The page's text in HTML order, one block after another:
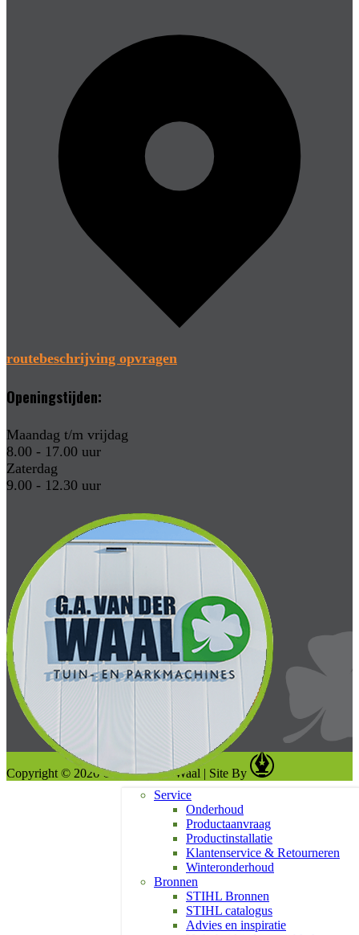
Service
Onderhoud
Productaanvraag
Productinstallatie
Klantenservice & Retourneren
Winteronderhoud
Bronnen
STIHL Bronnen
STIHL catalogus
Advies en inspiratie
routebeschrijving opvragen
Openingstijden:
Maandag t/m vrijdag
8.00 - 17.00 uur
Zaterdag
9.00 - 12.30 uur
Copyright © 2026 G. A. van der Waal | Site By